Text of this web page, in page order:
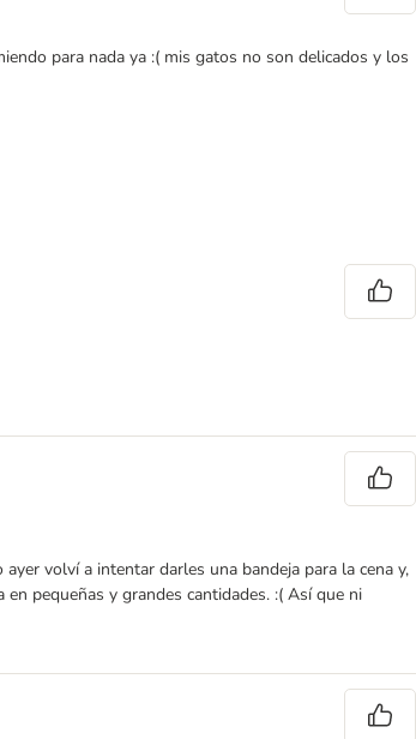
para nada ya :( mis gatos no son delicados y los
volví a intentar darles una bandeja para la cena y,
pequeñas y grandes cantidades. :( Así que ni